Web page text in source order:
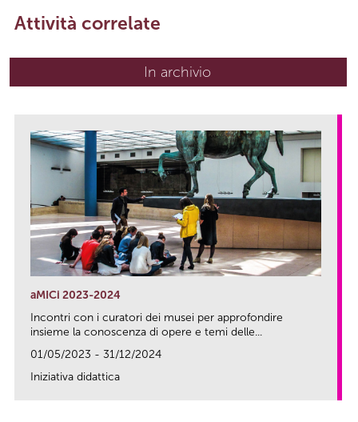
Attività correlate
In archivio
aMICi 2023-2024
Incontri con i curatori dei musei per approfondire
insieme la conoscenza di opere e temi delle...
01/05/2023 - 31/12/2024
Iniziativa didattica